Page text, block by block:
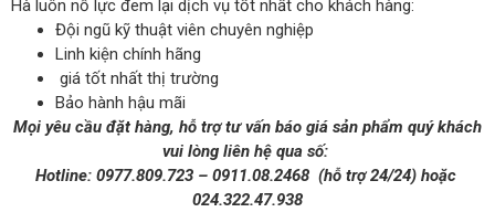
Hà luôn nỗ lực đem lại dịch vụ tốt nhất cho khách hàng:
Đội ngũ kỹ thuật viên chuyên nghiệp
Linh kiện chính hãng
giá tốt nhất thị trường
Bảo hành hậu mãi
Mọi yêu cầu đặt hàng, hỗ trợ tư vấn báo giá sản phẩm quý khách
vui lòng liên hệ qua số:
Hotline: 0977.809.723– 0911.08.2468 (hỗ trợ 24/24)hoặc
024.322.47.938